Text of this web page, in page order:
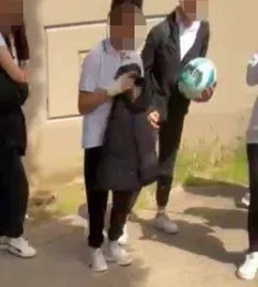
Bolu
Burdur
Bursa
Çanakkale
Çankırı
Çorum